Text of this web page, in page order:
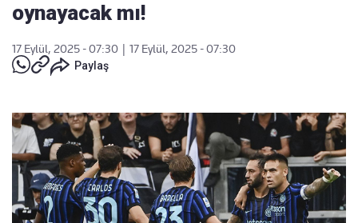
oynayacak mı!
17 Eylül, 2025 - 07:30
17 Eylül, 2025 - 07:30
Paylaş